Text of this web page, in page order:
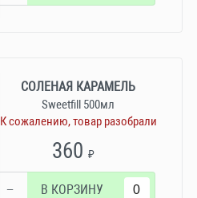
СОЛЕНАЯ КАРАМЕЛЬ
Sweetfill 500мл
К сожалению, товар разобрали
360₽
− В КОРЗИНУ